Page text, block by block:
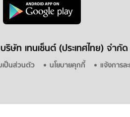
ริษัท เทนเซ็นต์ (ประเทศไทย) จำกัด
เป็นส่วนตัว นโยบายคุกกี้ แจ้งการล